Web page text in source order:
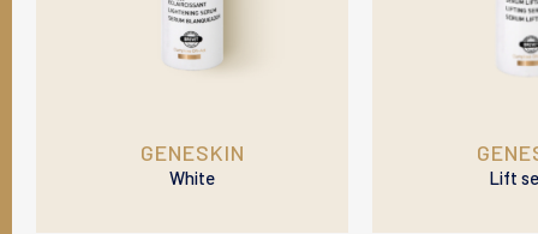
GENESKIN
White Lift